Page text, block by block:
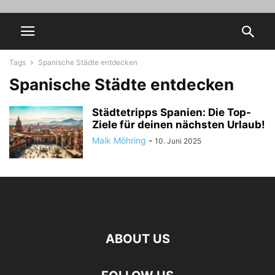
Tags Spanische Städte entdecken
Spanische Städte entdecken
Städtetripps Spanien: Die Top-
Ziele für deinen nächsten Urlaub!
Maik Möhring - 10. Juni 2025
ABOUT US